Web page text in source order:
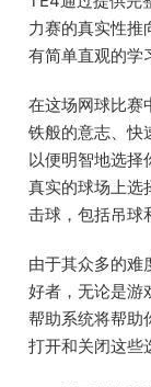
力赛的真实性推
有简单直观的学
在这场网球比赛
铁般的意志、快
以便明智地选择
真实的球场上选
击球，包括吊球
由于其众多的难
好者，无论是游
帮助系统将帮助
打开和关闭这些